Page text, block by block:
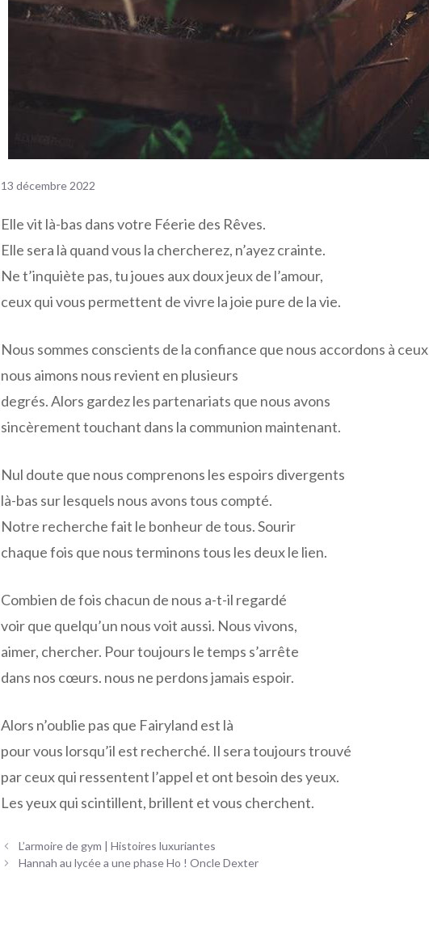
13 décembre 2022
Elle vit là-bas dans votre Féerie des Rêves.
Elle sera là quand vous la chercherez, n’ayez crainte.
Ne t’inquiète pas, tu joues aux doux jeux de l’amour,
ceux qui vous permettent de vivre la joie pure de la vie.
Nous sommes conscients de la confiance que nous accordons à ceux
nous aimons nous revient en plusieurs
degrés. Alors gardez les partenariats que nous avons
sincèrement touchant dans la communion maintenant.
Nul doute que nous comprenons les espoirs divergents
là-bas sur lesquels nous avons tous compté.
Notre recherche fait le bonheur de tous. Sourir
chaque fois que nous terminons tous les deux le lien.
Combien de fois chacun de nous a-t-il regardé
voir que quelqu’un nous voit aussi. Nous vivons,
aimer, chercher. Pour toujours le temps s’arrête
dans nos cœurs. nous ne perdons jamais espoir.
Alors n’oublie pas que Fairyland est là
pour vous lorsqu’il est recherché. Il sera toujours trouvé
par ceux qui ressentent l’appel et ont besoin des yeux.
Les yeux qui scintillent, brillent et vous cherchent.
Navigation
des
L’armoire de gym | Histoires luxuriantes
Hannah au lycée a une phase Ho ! Oncle Dexter